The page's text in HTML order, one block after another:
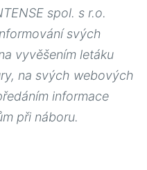
spol. s r.o.
svých
vyvěšením letáku
na svých webových
informace
při náboru.